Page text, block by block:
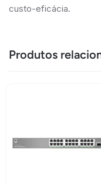
custo-eficácia.
Produtos